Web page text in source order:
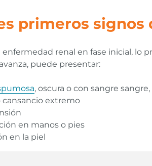
primeros
enfermedad renal en fase inicial, lo
puede presentar:
, oscura o con sangre
cansancio extremo
en manos o pies
en la piel